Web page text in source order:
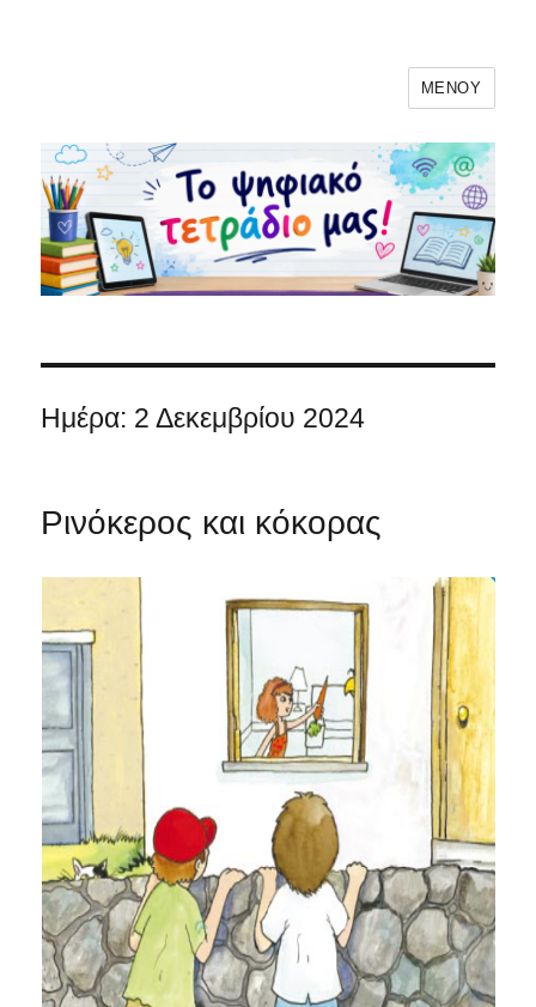
ΜΕΝΟΎ
Ημέρα: 2 Δεκεμβρίου 2024
Ρινόκερος και κόκορας